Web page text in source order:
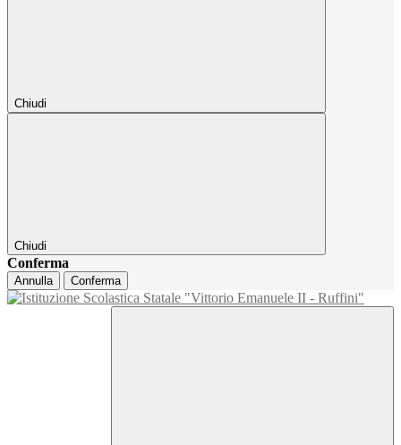
Chiudi
Chiudi
Conferma
Annulla Conferma